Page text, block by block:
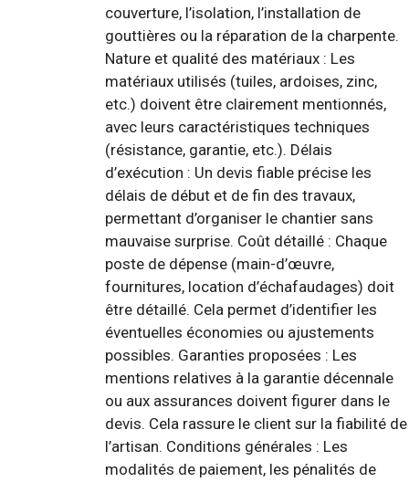
couverture, l’isolation, l’installation de
gouttières ou la réparation de la charpente.
Nature et qualité des matériaux : Les
matériaux utilisés (tuiles, ardoises, zinc,
etc.) doivent être clairement mentionnés,
avec leurs caractéristiques techniques
(résistance, garantie, etc.). Délais
d’exécution : Un devis fiable précise les
délais de début et de fin des travaux,
permettant d’organiser le chantier sans
mauvaise surprise. Coût détaillé : Chaque
poste de dépense (main-d’œuvre,
fournitures, location d’échafaudages) doit
être détaillé. Cela permet d’identifier les
éventuelles économies ou ajustements
possibles. Garanties proposées : Les
mentions relatives à la garantie décennale
ou aux assurances doivent figurer dans le
devis. Cela rassure le client sur la fiabilité de
l’artisan. Conditions générales : Les
modalités de paiement, les pénalités de